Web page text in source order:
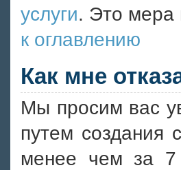
услуги. Это мера
к оглавлению
Как мне
Мы просим вас
путем создания
менее чем за 7